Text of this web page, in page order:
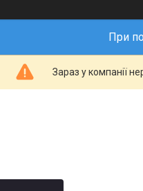
При
Зараз у компанії